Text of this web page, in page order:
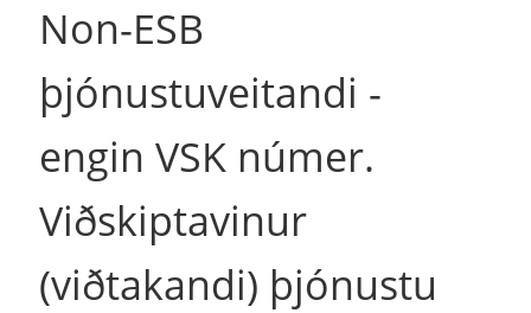
Non-ESB
þjónustuveitandi -
engin VSK númer.
Viðskiptavinur
(viðtakandi) þjónustu